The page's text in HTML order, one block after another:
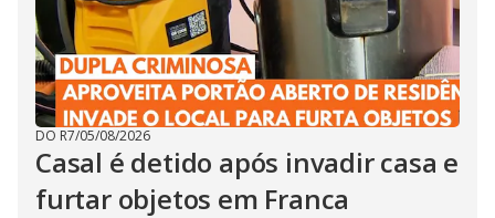
DO R7/05/08/2026
Casal é detido após invadir casa e
furtar objetos em Franca